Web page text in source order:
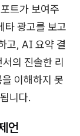
트가 보여주
타 광고를 보고
고, AI 요약 결
의 진솔한 리
이해하지 못
니다.
언